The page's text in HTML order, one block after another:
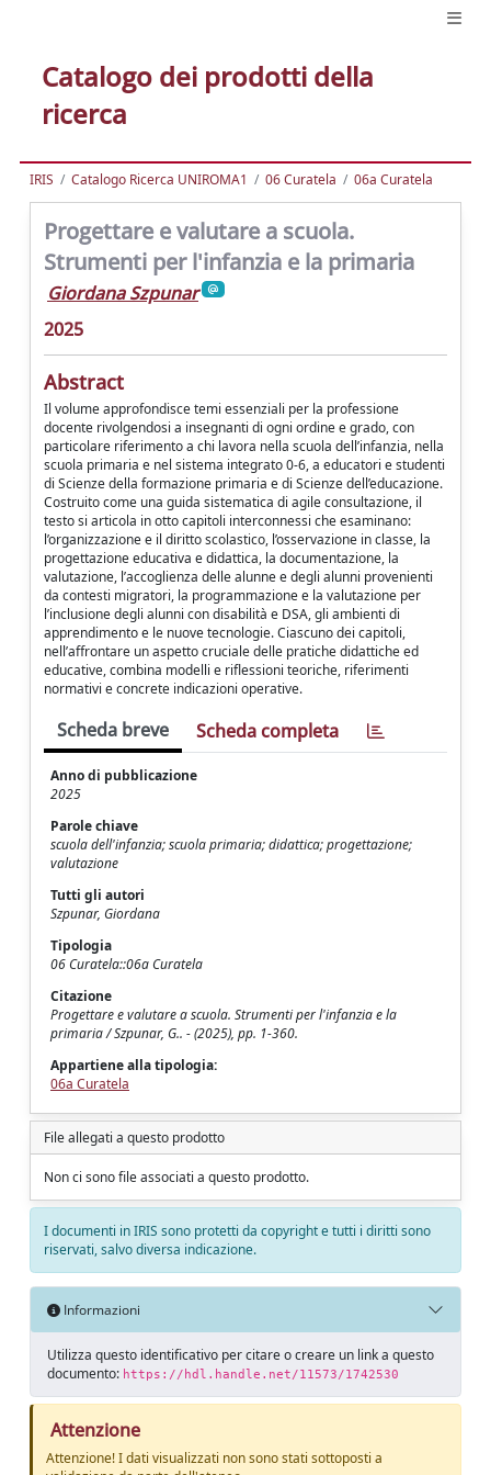
Catalogo dei prodotti della
ricerca
IRIS Catalogo Ricerca UNIROMA1 06 Curatela 06a Curatela
Progettare e valutare a scuola.
Strumenti per l'infanzia e la primaria
Giordana Szpunar
2025
Abstract
Il volume approfondisce temi essenziali per la professione
docente rivolgendosi a insegnanti di ogni ordine e grado, con
particolare riferimento a chi lavora nella scuola dell’infanzia, nella
scuola primaria e nel sistema integrato 0-6, a educatori e studenti
di Scienze della formazione primaria e di Scienze dell’educazione.
Costruito come una guida sistematica di agile consultazione, il
testo si articola in otto capitoli interconnessi che esaminano:
l’organizzazione e il diritto scolastico, l’osservazione in classe, la
progettazione educativa e didattica, la documentazione, la
valutazione, l’accoglienza delle alunne e degli alunni provenienti
da contesti migratori, la programmazione e la valutazione per
l’inclusione degli alunni con disabilità e DSA, gli ambienti di
apprendimento e le nuove tecnologie. Ciascuno dei capitoli,
nell’affrontare un aspetto cruciale delle pratiche didattiche ed
educative, combina modelli e riflessioni teoriche, riferimenti
normativi e concrete indicazioni operative.
Scheda breve Scheda completa
Anno di pubblicazione
2025
Parole chiave
scuola dell'infanzia; scuola primaria; didattica; progettazione;
valutazione
Tutti gli autori
Szpunar, Giordana
Tipologia
06 Curatela::06a Curatela
Citazione
Progettare e valutare a scuola. Strumenti per l'infanzia e la
primaria / Szpunar, G.. - (2025), pp. 1-360.
Appartiene alla tipologia:
06a Curatela
File allegati a questo prodotto
Non ci sono file associati a questo prodotto.
I documenti in IRIS sono protetti da copyright e tutti i diritti sono
riservati, salvo diversa indicazione.
Informazioni
Utilizza questo identificativo per citare o creare un link a questo
documento: https://hdl.handle.net/11573/1742530
Attenzione
Attenzione! I dati visualizzati non sono stati sottoposti a